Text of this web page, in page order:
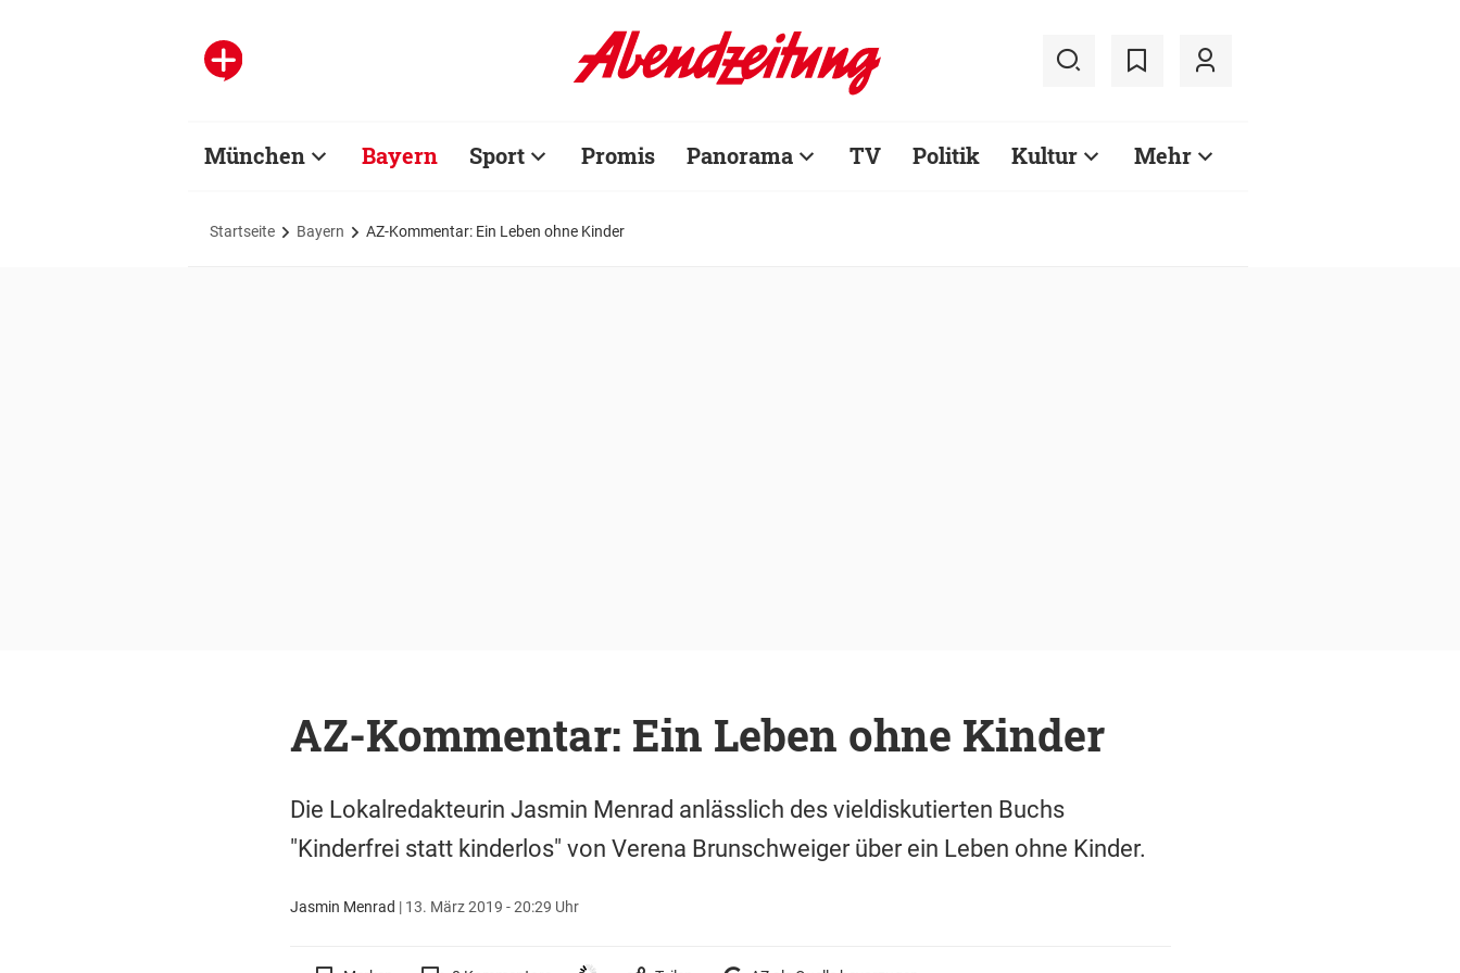
München Bayern Sport Promis Panorama TV Politik Kultur Mehr
Startseite Bayern AZ-Kommentar: Ein Leben ohne Kinder
AZ-Kommentar: Ein Leben ohne Kinder
Die Lokalredakteurin Jasmin Menrad anlässlich des vieldiskutierten Buchs
"Kinderfrei statt kinderlos" von Verena Brunschweiger über ein Leben ohne Kinder.
Jasmin Menrad | 13. März 2019 - 20:29 Uhr